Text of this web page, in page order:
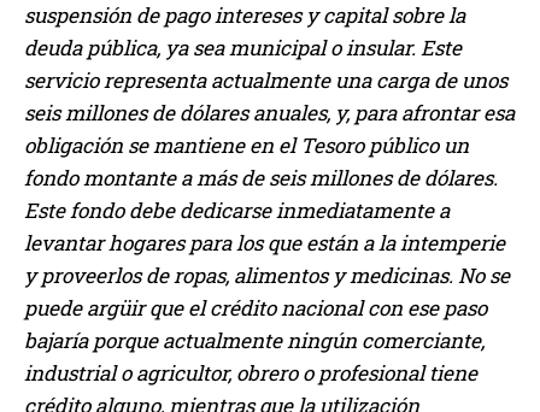
suspensión de pago intereses y capital sobre la
deuda pública, ya sea municipal o insular. Este
servicio representa actualmente una carga de unos
seis millones de dólares anuales, y, para afrontar esa
obligación se mantiene en el Tesoro público un
fondo montante a más de seis millones de dólares.
Este fondo debe dedicarse inmediatamente a
levantar hogares para los que están a la intemperie
y proveerlos de ropas, alimentos y medicinas. No se
puede argüir que el crédito nacional con ese paso
bajaría porque actualmente ningún comerciante,
industrial o agricultor, obrero o profesional tiene
crédito alguno, mientras que la utilización